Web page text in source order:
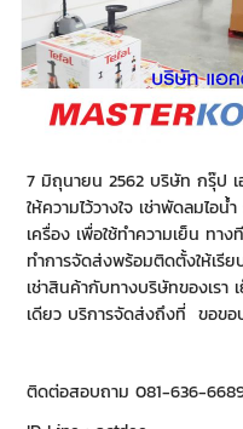
7 มิถุนายน 2562 บริษัท กรุ๊ป
ให้ความไว้วางใจ เช่าพัดลมไอ
เครื่อง เพื่อใช้ทำความเย็น ท
ทำการจัดส่งพร้อมติดตั้งให้เรี
เช่าสินค้ากับทางบริษัทของเร
เดียว บริการจัดส่งถึงที่ ขอข
ติดต่อสอบถาม 081-636-